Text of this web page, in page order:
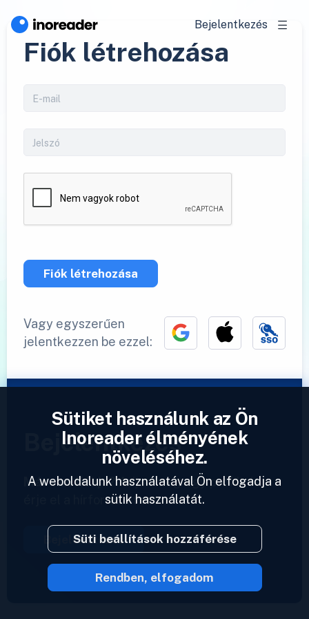
Bejelentkezés
Fiók létrehozása
Fiók létrehozása
Vagy egyszerűen
jelentkezzen be ezzel:
Bejelentkezés
Már van fiókja? Adjon meg egy profilt és
érje el a hírforrásait azonnal.
Bejelentkezés
2023 © Inoreader
Sütiket használunk az Ön
Inoreader élményének
növeléséhez.
A weboldalunk használatával Ön elfogadja a
sütik használatát.
Süti beállítások hozzáférése
Rendben, elfogadom